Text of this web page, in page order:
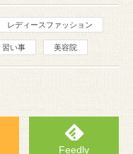
レディースファッション
習い事 美容院
Feedly